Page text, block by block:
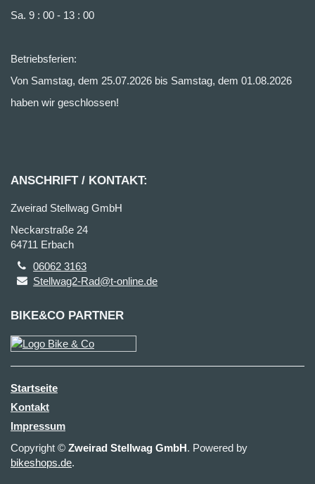
Sa. 9 : 00 - 13 : 00
Betriebsferien:
Von Samstag, dem 25.07.2026 bis Samstag, dem 01.08.2026
haben wir geschlossen!
ANSCHRIFT / KONTAKT:
Zweirad Stellwag GmbH
Neckarstraße 24
64711 Erbach
06062 3163
Stellwag2-Rad@t-online.de
BIKE&CO PARTNER
Startseite
Kontakt
Impressum
Copyright © Zweirad Stellwag GmbH. Powered by
bikeshops.de.